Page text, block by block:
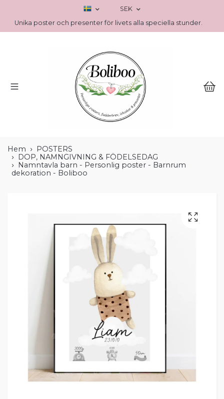
SEK
Unika poster och presenter för livets alla speciella stunder.
Hem
POSTERS
DOP, NAMNGIVNING & FÖDELSEDAG
Namntavla barn - Personlig poster - Barnrum
dekoration - Boliboo